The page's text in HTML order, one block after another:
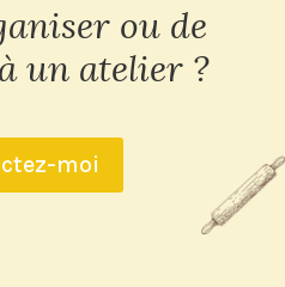
ou de
un atelier ?
moi